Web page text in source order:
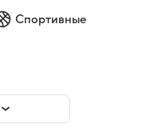
Спортивные